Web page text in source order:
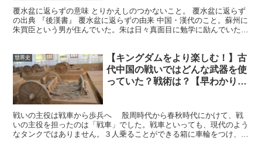
覆水盆に返らずの意味 とりかえしのつかないこと。 覆水盆に返らず
の出典 『後漢書』 覆水盆に返らずの由来 中国・漢代のこと。蘇州に
朱買臣という男が住んでいた。朱は日々真面目に勉学に励んでいた
世界史
【キングダムをより楽しむ！】古
代中国の戦いではどんな武器を使
っていた？戦術は？【早わかり解
戦いの主役は戦車から歩兵へ 殷周時代から春秋時代にかけて、戦
いの主役を担ったのは「戦車」でした。戦車といっても、現代のよう
なタンクではありません。３人乗ることができる箱に車輪をつけ、そ